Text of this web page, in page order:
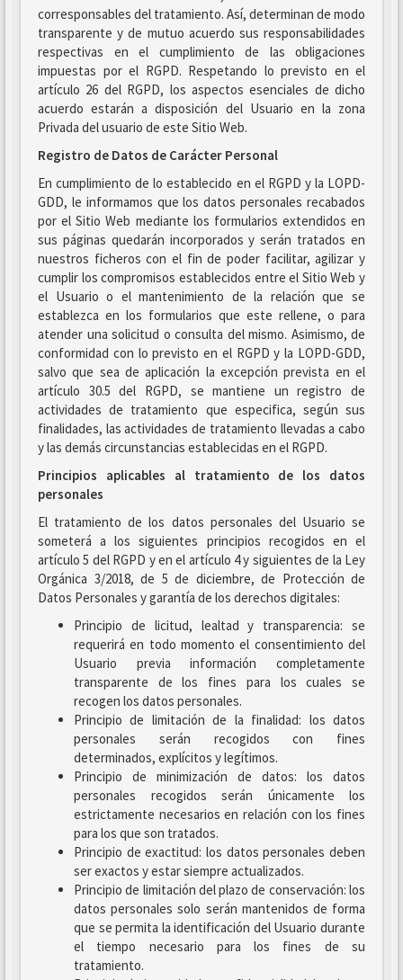
corresponsables del tratamiento. Así, determinan de modo
transparente y de mutuo acuerdo sus responsabilidades
respectivas en el cumplimiento de las obligaciones
impuestas por el RGPD. Respetando lo previsto en el
artículo 26 del RGPD, los aspectos esenciales de dicho
acuerdo estarán a disposición del Usuario en la zona
Privada del usuario de este Sitio Web.
Registro de Datos de Carácter Personal
En cumplimiento de lo establecido en el RGPD y la LOPD-
GDD, le informamos que los datos personales recabados
por el Sitio Web mediante los formularios extendidos en
sus páginas quedarán incorporados y serán tratados en
nuestros ficheros con el fin de poder facilitar, agilizar y
cumplir los compromisos establecidos entre el Sitio Web y
el Usuario o el mantenimiento de la relación que se
establezca en los formularios que este rellene, o para
atender una solicitud o consulta del mismo. Asimismo, de
conformidad con lo previsto en el RGPD y la LOPD-GDD,
salvo que sea de aplicación la excepción prevista en el
artículo 30.5 del RGPD, se mantiene un registro de
actividades de tratamiento que especifica, según sus
finalidades, las actividades de tratamiento llevadas a cabo
y las demás circunstancias establecidas en el RGPD.
Principios aplicables al tratamiento de los datos
personales
El tratamiento de los datos personales del Usuario se
someterá a los siguientes principios recogidos en el
artículo 5 del RGPD y en el artículo 4 y siguientes de la Ley
Orgánica 3/2018, de 5 de diciembre, de Protección de
Datos Personales y garantía de los derechos digitales:
Principio de licitud, lealtad y transparencia: se
requerirá en todo momento el consentimiento del
Usuario previa información completamente
transparente de los fines para los cuales se
recogen los datos personales.
Principio de limitación de la finalidad: los datos
personales serán recogidos con fines
determinados, explícitos y legítimos.
Principio de minimización de datos: los datos
personales recogidos serán únicamente los
estrictamente necesarios en relación con los fines
para los que son tratados.
Principio de exactitud: los datos personales deben
ser exactos y estar siempre actualizados.
Principio de limitación del plazo de conservación: los
datos personales solo serán mantenidos de forma
que se permita la identificación del Usuario durante
el tiempo necesario para los fines de su
tratamiento.